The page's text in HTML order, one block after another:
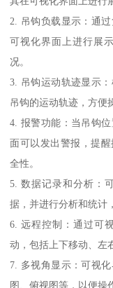
2. 吊钩负载显示：通
可视化界面上进行展
况。
3. 吊钩运动轨迹显示
吊钩的运动轨迹，方便
4. 报警功能：当吊钩
面可以发出警报，提
全性。
5. 数据记录和分析：
据，并进行分析和统计
6. 远程控制：通过可
动，包括上下移动、左
7. 多视角显示：可视
图、俯视图等，以便操